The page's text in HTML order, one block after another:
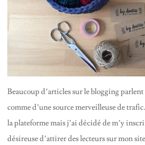
Beaucoup d’articles sur le blogging parlent
comme d’une source merveilleuse de
la plateforme mais j’ai décidé de m’y
désireuse d’attirer des lecteurs sur mon